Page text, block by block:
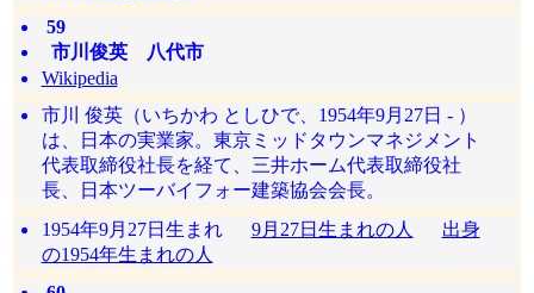
59
市川俊英 八代市
Wikipedia
市川 俊英（いちかわ としひで、1954年9月27日 - ）
は、日本の実業家。東京ミッドタウンマネジメント
代表取締役社長を経て、三井ホーム代表取締役社
長、日本ツーバイフォー建築協会会長。
1954年9月27日生まれ 9月27日生まれの人
出身
の1954年生まれの人